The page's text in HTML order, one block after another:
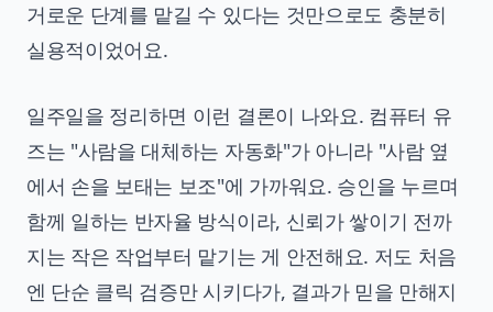
거로운 단계를 맡길 수 있다는 것만으로도 충분히
실용적이었어요.
일주일을 정리하면 이런 결론이 나와요. 컴퓨터 유
즈는 "사람을 대체하는 자동화"가 아니라 "사람 옆
에서 손을 보태는 보조"에 가까워요. 승인을 누르며
함께 일하는 반자율 방식이라, 신뢰가 쌓이기 전까
지는 작은 작업부터 맡기는 게 안전해요. 저도 처음
엔 단순 클릭 검증만 시키다가, 결과가 믿을 만해지